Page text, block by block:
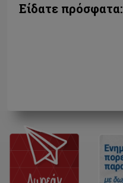
Είδατε πρόσφατα: